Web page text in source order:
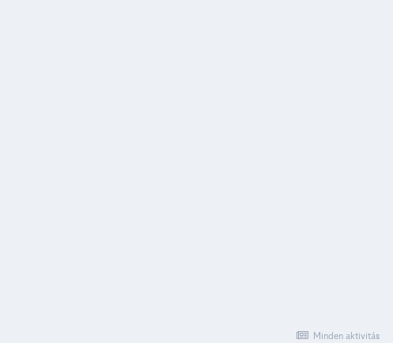
Minden aktivitás